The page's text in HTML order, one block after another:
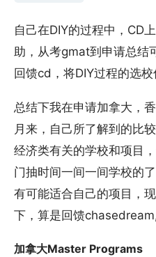
自己在DIY的过程中，CD
助，从考gmat到申请总结
回馈cd，将DIY过程的选校
总结下我在申请加拿大，
月来，自己所了解到的比
经济类有关的学校和项目
门抽时间一间一间学校的
有可能适合自己的项目，
下，算是回馈
加拿大Master Programs